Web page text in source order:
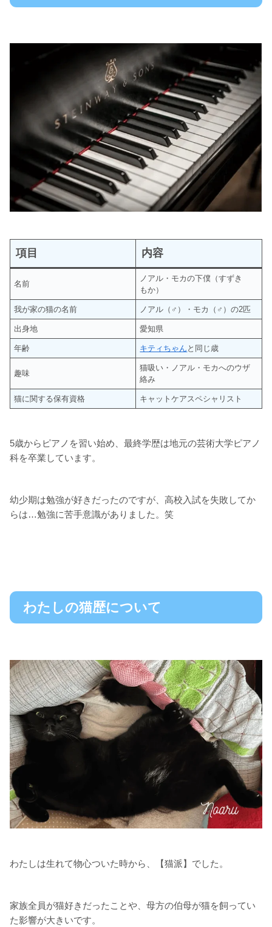
項目 内容
名前
ノアル・モカの下僕（すずき
もか）
我が家の猫の名前 ノアル（♂）・モカ（♂）の2匹
出身地 愛知県
年齢 キティちゃん と同じ歳
趣味
猫吸い・ノアル・モカへのウザ
絡み
猫に関する保有資格 キャットケアスペシャリスト
5歳からピアノを習い始め、最終学歴は地元の芸術大学ピアノ
科を卒業しています。
幼少期は勉強が好きだったのですが、高校入試を失敗してか
らは…勉強に苦手意識がありました。笑
わたしの猫歴について
わたしは生れて物心ついた時から、【猫派】でした。
家族全員が猫好きだったことや、母方の伯母が猫を飼ってい
た影響が大きいです。